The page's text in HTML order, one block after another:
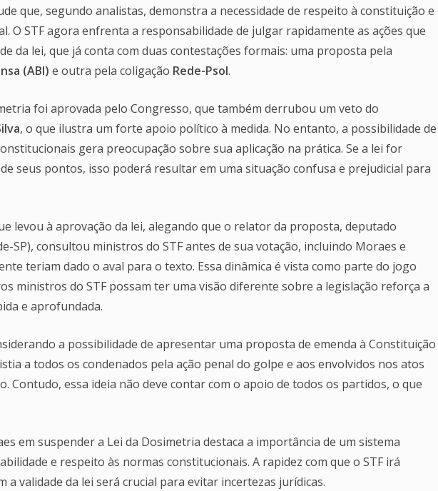
que, segundo analistas, demonstra a necessidade de respeito à constituição e
O STF agora enfrenta a responsabilidade de julgar rapidamente as ações que
da lei, que já conta com duas contestações formais: uma proposta pela
(ABI) e outra pela coligação Rede-Psol.
foi aprovada pelo Congresso, que também derrubou um veto do
, o que ilustra um forte apoio político à medida. No entanto, a possibilidade de
gera preocupação sobre sua aplicação na prática. Se a lei for
seus pontos, isso poderá resultar em uma situação confusa e prejudicial para
levou à aprovação da lei, alegando que o relator da proposta, deputado
SP), consultou ministros do STF antes de sua votação, incluindo Moraes e
teriam dado o aval para o texto. Essa dinâmica é vista como parte do jogo
ministros do STF possam ter uma visão diferente sobre a legislação reforça a
e aprofundada.
a possibilidade de apresentar uma proposta de emenda à Constituição
a todos os condenados pela ação penal do golpe e aos envolvidos nos atos
Contudo, essa ideia não deve contar com o apoio de todos os partidos, o que
em suspender a Lei da Dosimetria destaca a importância de um sistema
e respeito às normas constitucionais. A rapidez com que o STF irá
a validade da lei será crucial para evitar incertezas jurídicas.